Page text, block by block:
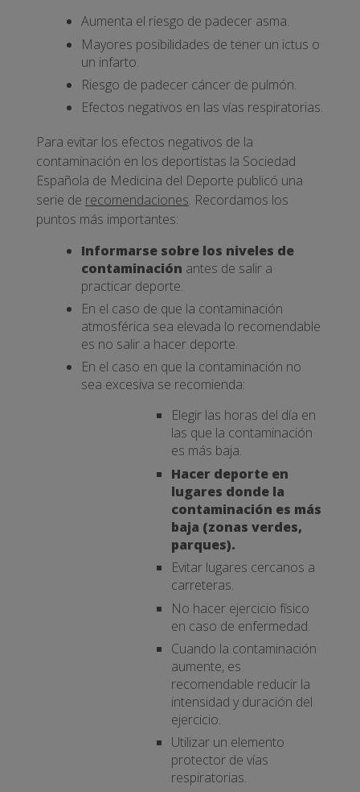
Aumenta el riesgo de padecer asma.
Mayores posibilidades de tener un ictus o
un infarto.
Riesgo de padecer cáncer de pulmón.
Efectos negativos en las vías respiratorias.
Para evitar los efectos negativos de la
contaminación en los deportistas la Sociedad
Española de Medicina del Deporte publicó una
serie de recomendaciones. Recordamos los
puntos más importantes:
Informarse sobre los niveles de
contaminación antes de salir a
practicar deporte.
En el caso de que la contaminación
atmosférica sea elevada lo recomendable
es no salir a hacer deporte.
En el caso en que la contaminación no
sea excesiva se recomienda:
Elegir las horas del día en
las que la contaminación
es más baja.
Hacer deporte en
lugares donde la
contaminación es más
baja (zonas verdes,
parques).
Evitar lugares cercanos a
carreteras.
No hacer ejercicio físico
en caso de enfermedad.
Cuando la contaminación
aumente, es
recomendable reducir la
intensidad y duración del
ejercicio.
Utilizar un elemento
protector de vías
respiratorias.